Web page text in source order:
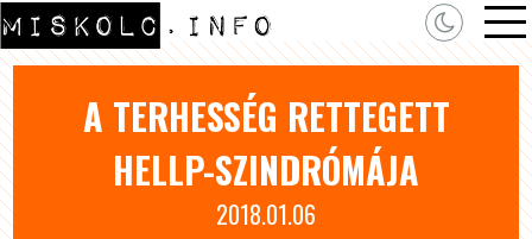
A TERHESSÉG RETTEGETT
HELLP-SZINDRÓMÁJA
2018.01.06